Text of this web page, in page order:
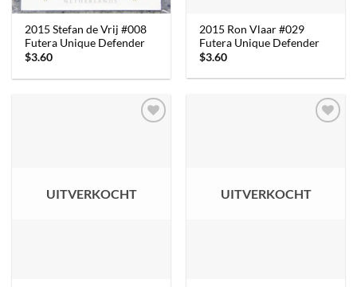
2015 Stefan de Vrij #008
Futera Unique Defender
$3.60
2015 Ron Vlaar #029
Futera Unique Defender
$3.60
UITVERKOCHT UITVERKOCHT